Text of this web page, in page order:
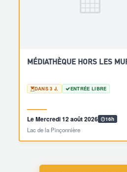
MÉDIATHÈQUE HORS LES
DANS 3 J. ENTRÉE LIBRE
Le Mercredi 12 août 2026 16h
Lac de la Pinçonnière